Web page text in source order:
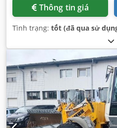
Thông tin giá
Tình trạng: tốt (đã qua sử